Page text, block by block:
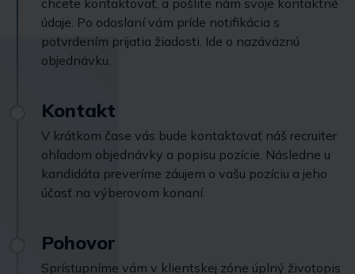
chcete kontaktovať, a pošlite nám svoje kontaktné
údaje. Po odoslaní vám príde notifikácia s
potvrdením prijatia žiadosti. Ide o nazáväznú
objednávku.
Kontakt
V krátkom čase vás bude kontaktovať náš recruiter
ohľadom objednávky a popisu pozície. Následne u
kandidáta preveríme záujem o vašu pozíciu a jeho
účasť na výberovom konaní.
Pohovor
Sprístupníme vám v klientskej zóne úplný životopis